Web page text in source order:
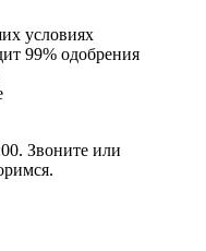
условиях
99% одобрения
Звоните или